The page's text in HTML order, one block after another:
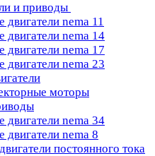
и приводы
nema 11
nema 14
nema 17
nema 23
моторы
nema 34
nema 8
постоянного тока